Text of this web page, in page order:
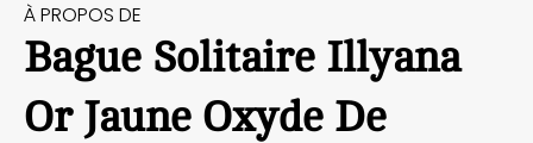
À PROPOS DE
Bague Solitaire Illyana
Or Jaune Oxyde De